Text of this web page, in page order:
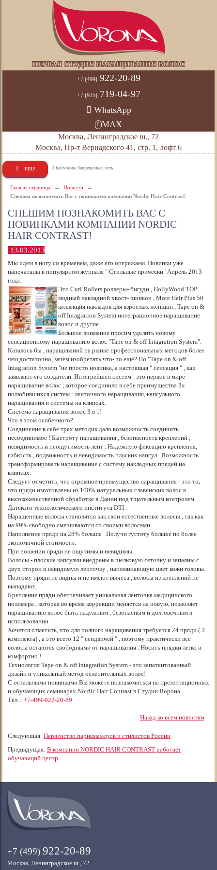
ПЕРВАЯ СТУДИЯ НАРАЩИВАНИЯ ВОЛОС
+7 (499) 922-20-89
+7 (925) 719-04-97
WhatsApp
MAX
Москва, Ленинградское ш., 72
Москва, Пр-т Вернадского 41, стр. 1, лофт 6
ЕЩЕ hairvorona Запрещенная сеть
Главная страница → Новости
→
Спешим познакомить Вас с новинками компании Nordic Hair Contrast!
СПЕШИМ ПОЗНАКОМИТЬ ВАС С
НОВИНКАМИ КОМПАНИИ NORDIC
HAIR CONTRAST!
13.03.2013
Мы идем в ногу со временем, даже его опережаем. Новинки уже
напечатаны в популярном журнале " Стильные прически" Апрель 2013
года.
Это Curl Rollers роллеры- бигуди , HollyWood TOP
модный накладной хвост- шиньон , More Hair Plus 50
коллекция накладок для взрослых женщин , Tape on &
off Intagration System интеграционное наращивание
волос и другие.
Большое внимание просим уделить новому
сенсационному наращиванию волос "Tape on & off Intagration System".
Казалось бы , наращиваний на рынке профессиональных методов более
чем достаточно, зачем изобретать что- то еще? Но "Tape on & off
Intagration System "не просто новинка, а настоящая " сенсация " , как
заявляют его создатели. Интегрейшен систем - это первое в мире
наращивание волос , которое соединило в себе преимущества 3х
полюбившихся систем : ленточного наращивания, капсульного
наращивания и системы на клипсах.
Система наращивания волос 3 в 1!
Что в этом особенного?
Соединение в себе трех методик дало возможность соединить
несоединимое ! Быстроту наращивания , безопасность креплений ,
невидимость и неощутимость лент . Надежную фиксацию крепления,
гибкость , подвижность и невидимость плоских капсул . Возможность
трансформировать наращивание с систему накладных прядей на
клипсах.
Следует отметить, что огромное преимущество наращивания - это то,
что пряди изготовлены из 100% натуральных славянских волос в
высококачественной обработке в Дании под тщательным контролем
Датского технологического института DTI .
Наращенные волосы становятся как свои естественные волосы , так как
на 99% свободно смешиваются со своими волосами .
Наполнение пряди на 28% больше . Получи густоту больше по более
экономичной стоимости.
При ношении пряди не ощутимы и невидимы.
Волосы - плоские капсулки внедрены в шелковую сеточку и запаяны с
двух сторон в невидимую ленточку , напоминающую цвет кожи головы.
Поэтому пряди не видны и не имеют вычеса , волосы из креплений не
выпадают.
Крепление пряди обеспечивает уникальная ленточка медицинского
полимера , которая во время коррекции меняется на новую, позволяет
наращиванию волос быть надежным , безопасным и долговечным в
использовании.
Хочется отметить, что для полного наращивания требуется 24 пряди ( 3
комплекта) , а это всего 12 " сендвичей " , поэтому практически все
волосы остаются свободными от наращивания . Носить прядки легко и
комфортно !
Технология Tape on & off Intagration System - это запатентованный
дизайн и уникальный метод ослепительных волос!
С остальными новинками Вы можете познакомиться на презентационных
и обучающих семинарах Nordic Hair Contrast в Студии Ворона.
Тел .: +7-499-922-20-89
Назад ко всем новостям
Следующая: Первенство парикмахеров и стилистов России
Предыдущая: В компании NORDIC HAIR CONTRAST работает
обучающий центр
+7 (499) 922-20-89
Москва, Ленинградское ш., 72